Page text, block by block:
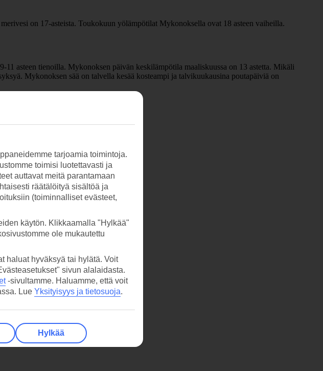
on 17-asteista. Toukokuun yölämpötilat Mykonoksella ovat 18 asteen vaiheilla.
asteen tienoilla. Mykonoksen päivän keskilämpötila maaliskuussa on 13 astetta. Mikäli
Mykonoksen sää on talvella kesää kosteampi ja talvikuukausina poutapäiviä on
turkoosinsinisessä vedessä.
tarjoamia toimintoja.
toimisi luotettavasti ja
auttavat meitä parantamaan
räätälöityä sisältöä ja
(toiminnalliset evästeet,
käytön. Klikkaamalla "Hylkää"
ole mukautettu
haluat hyväksyä tai hylätä. Voit
sivun alalaidasta.
-sivultamme. Haluamme, että voit
Lue Yksityisyys ja tietosuoja.
Hylkää